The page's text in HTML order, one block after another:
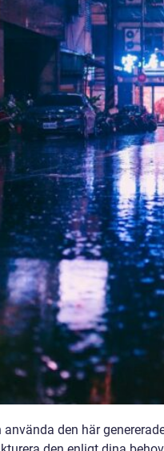
använda den här